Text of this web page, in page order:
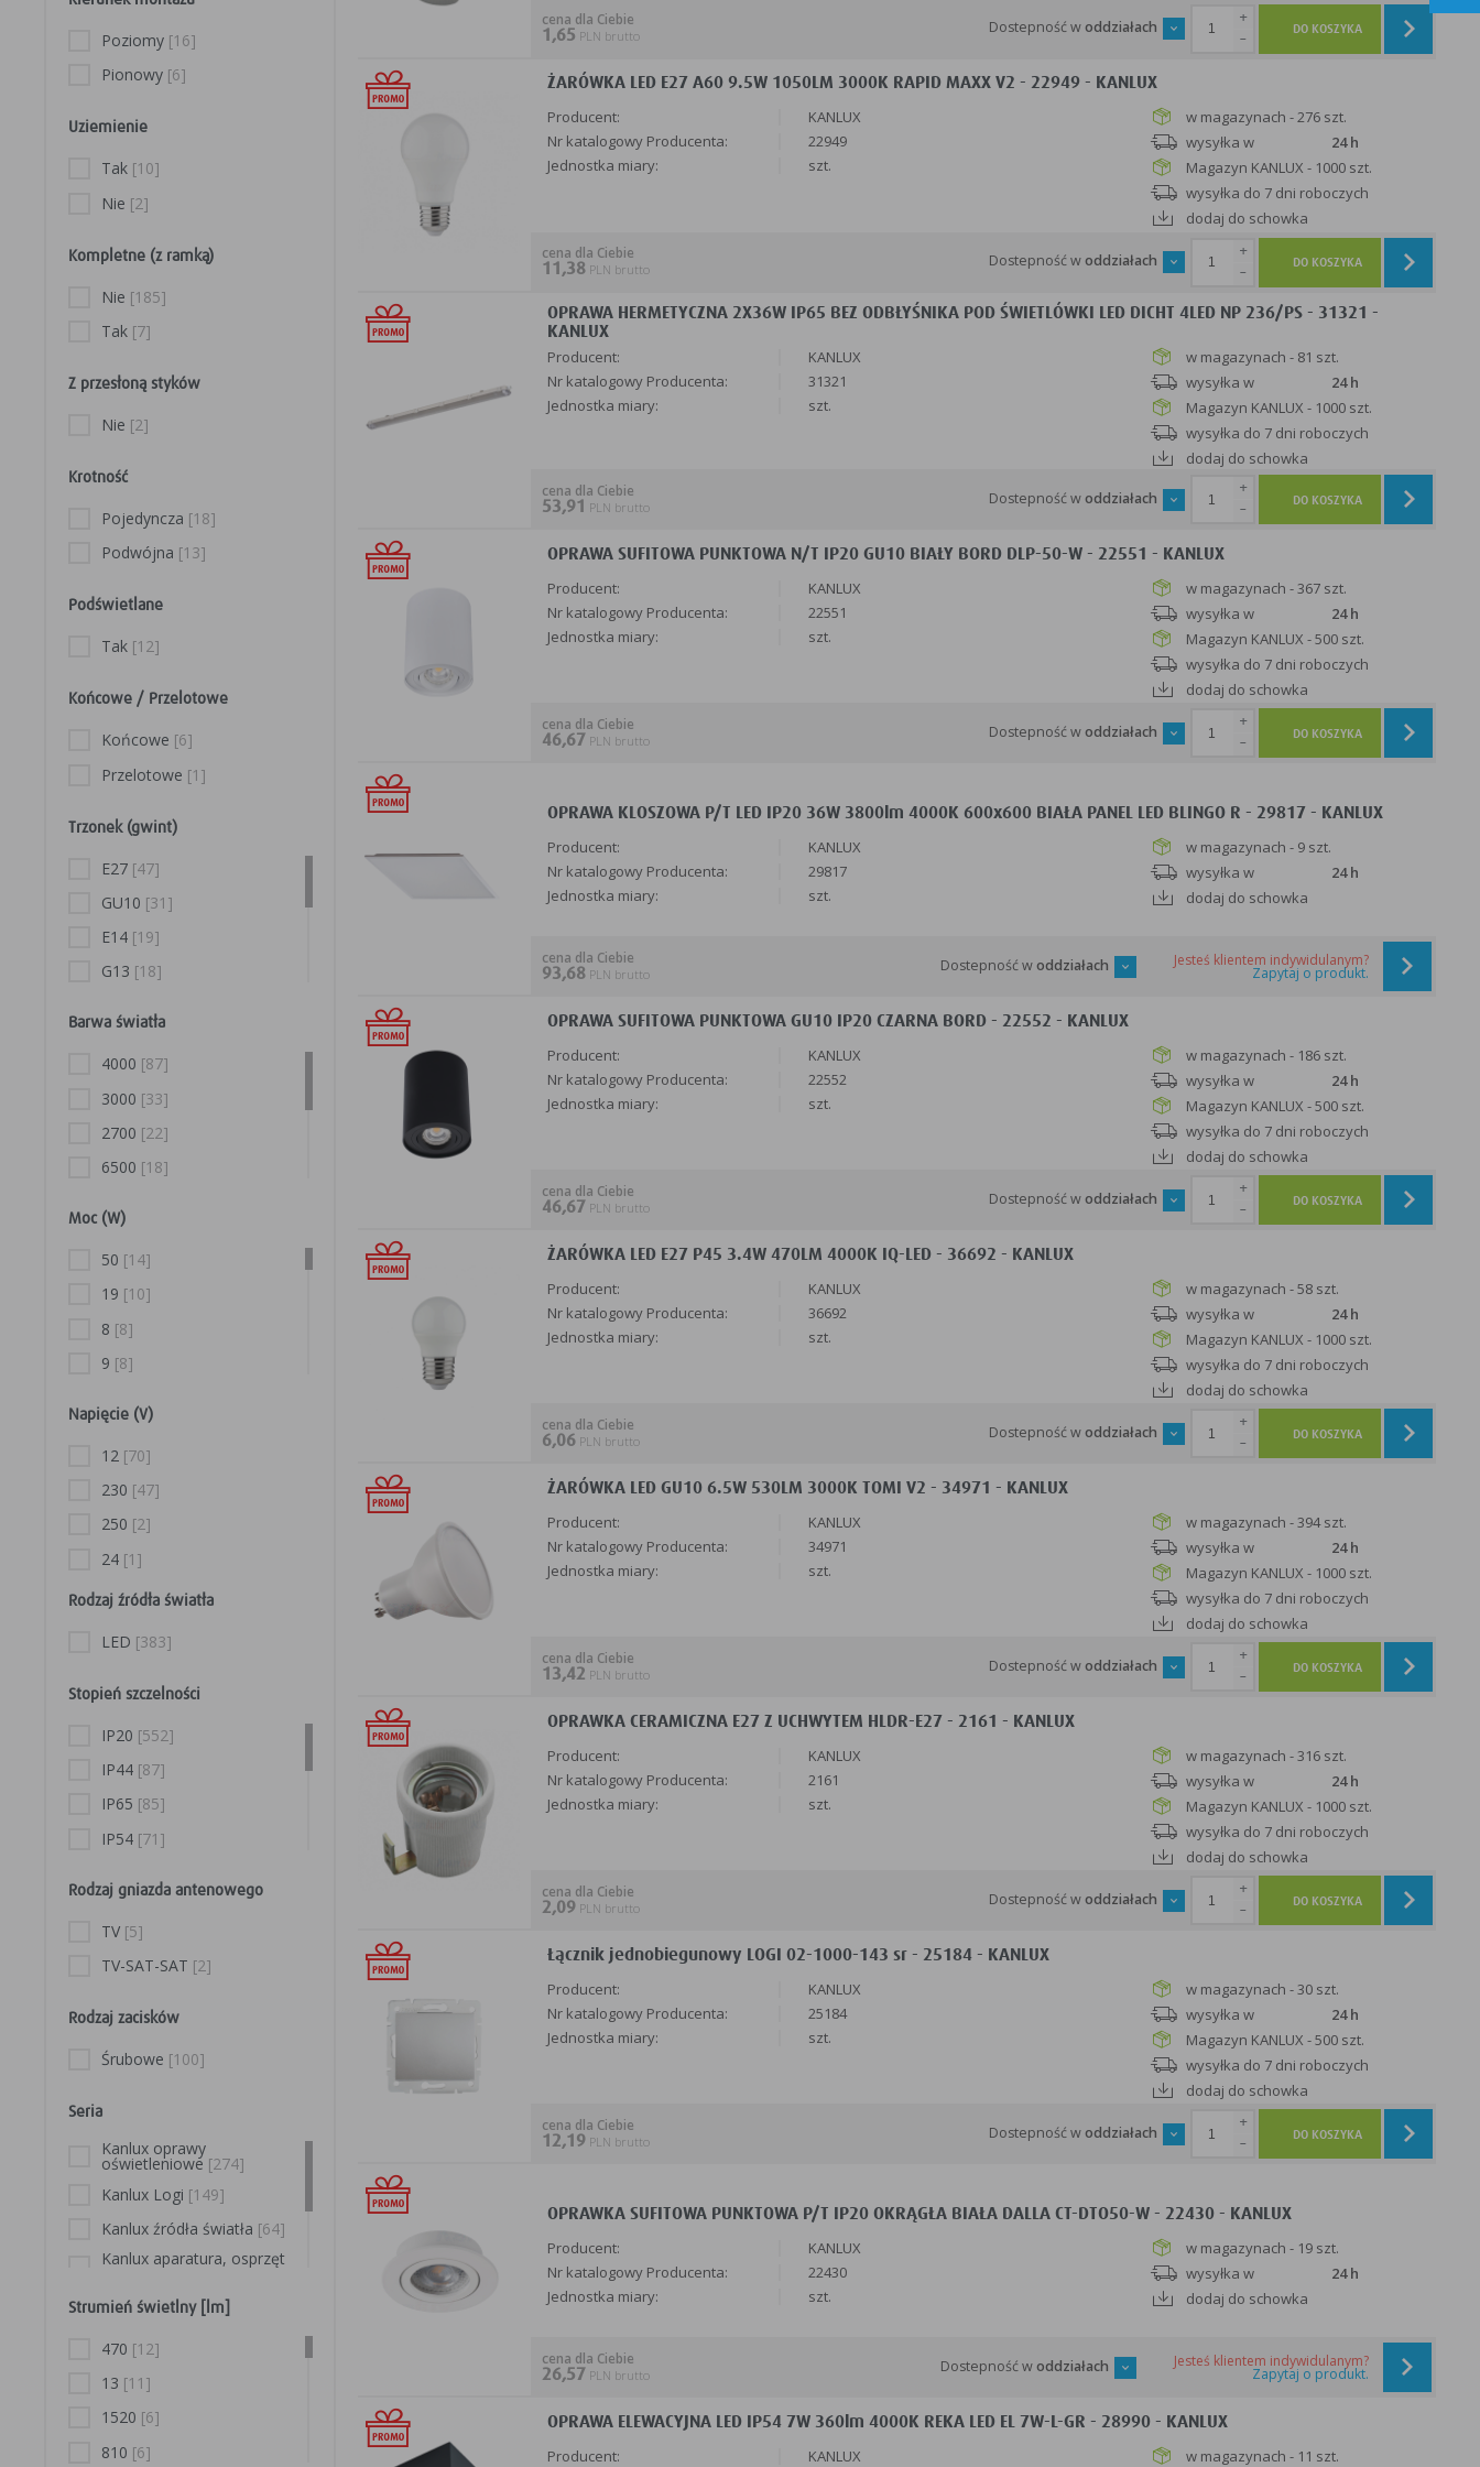
Poziomy [16]
Pionowy [6]
Uziemienie
Tak [10]
Nie [2]
Kompletne (z ramką)
Nie [185]
Tak [7]
Z przesłoną styków
Nie [2]
Krotność
Pojedyncza [18]
Podwójna [13]
Podświetlane
Tak [12]
Końcowe / Przelotowe
Końcowe [6]
Przelotowe [1]
Trzonek (gwint)
E27 [47]
GU10 [31]
E14 [19]
G13 [18]
G5[3]
G9[2]
E40[1]
Barwa światła
4000 [87]
3000 [33]
2700 [22]
6500 [18]
4200 [1]
5300[1]
Moc (W)
50 [14]
19 [10]
8 [8]
9 [8]
1200[6]
18[6]
4.5[5]
22 [5]
10[5]
0.8[4]
36[4]
2000[3]
24[3]
58[3]
2.9
[2]
11[2]
1[2]
13
15[2]
2300[2]
35[2]
800[2]
6.5 [1]
105 [1]
250[1]
Napięcie (V)
12 [70]
230 [47]
250 [2]
24 [1]
Rodzaj źródła światła
LED [383]
Stopień szczelności
IP20 [552]
IP44 [87]
IP65 [85]
IP54 [71]
IP00[9]
IP67[4]
IP66[3]
IP68
Rodzaj gniazda antenowego
TV [5]
TV-SAT-SAT [2]
Rodzaj zacisków
Śrubowe [100]
Seria
Kanlux oprawy
oświetleniowe [274]
Kanlux Logi [149]
Kanlux źródła światła [64]
Kanlux aparatura, osprzęt
[48]
Kanlux Tekno[18]
[16]
Strumień świetlny [lm]
470 [12]
13 [11]
1520 [6]
810 [6]
żarówki halogenowe i ich odpowiedniki w technologii led. Warto dodać, że oprócz samodzielnych opraw ceramicznych firma Kanlux oferuje też
szereg innych rozwiązań do budowy i modernizacji systemów oświetlenie w budynkach różnego przeznaczenia oraz do montażu na zewnątrz.
Lampy Kanlux są montowane w domach i mieszkaniach, w obiektach handlowych, biurowych, w hotelach i lokalach gastronomicznych,
placówkach medycznych, budynkach użyteczności publicznej, szkołach oraz w zakładach produkcyjnych i halach magazynowych. Firma
dostarcza oprawy i kompletne systemy oświetleniowe inwestorom i konsumentom na wszystkich kontynentach.
KANLUX cennik z dnia 01.03.2025 - xlsx [226.74 kB]
cena dla Ciebie
1,65 PLN brutto Dostepność woddziałach
-
+
DO KOSZYKA
ŻARÓWKA LED E27 A60 9.5W 1050LM 3000K RAPID MAXX V2 - 22949 - KANLUX
Producent:
KANLUX
Nr katalogowy Producenta:
22949
Jednostka miary:
szt.
w magazynach - 276 szt.
wysyłka w
24 h
Magazyn KANLUX - 1000 szt.
wysyłka do 7 dni roboczych
dodaj do schowka
cena dla Ciebie
11,38 PLN brutto Dostepność woddziałach
-
+
DO KOSZYKA
OPRAWA HERMETYCZNA 2X36W IP65 BEZ ODBŁYŚNIKA POD ŚWIETLÓWKI LED DICHT 4LED NP 236/PS - 31321 -
KANLUX
Producent:
KANLUX
Nr katalogowy Producenta:
31321
Jednostka miary:
szt.
w magazynach - 81 szt.
wysyłka w
24 h
Magazyn KANLUX - 1000 szt.
wysyłka do 7 dni roboczych
dodaj do schowka
cena dla Ciebie
53,91 PLN brutto Dostepność woddziałach
-
+
DO KOSZYKA
OPRAWA SUFITOWA PUNKTOWA N/T IP20 GU10 BIAŁY BORD DLP-50-W - 22551 - KANLUX
Producent:
KANLUX
Nr katalogowy Producenta:
22551
Jednostka miary:
szt.
w magazynach - 367 szt.
wysyłka w
24 h
Magazyn KANLUX - 500 szt.
wysyłka do 7 dni roboczych
dodaj do schowka
cena dla Ciebie
46,67 PLN brutto Dostepność woddziałach
-
+
DO KOSZYKA
OPRAWA KLOSZOWA P/T LED IP20 36W 3800lm 4000K 600x600 BIAŁA PANEL LED BLINGO R - 29817 - KANLUX
Producent:
KANLUX
Nr katalogowy Producenta:
29817
Jednostka miary:
szt.
w magazynach - 9 szt.
wysyłka w
24 h
dodaj do schowka
cena dla Ciebie
93,68 PLN brutto Dostepność woddziałach Jesteś klientem indywidulanym?
Zapytaj o produkt.
OPRAWA SUFITOWA PUNKTOWA GU10 IP20 CZARNA BORD - 22552 - KANLUX
Producent:
KANLUX
Nr katalogowy Producenta:
22552
Jednostka miary:
szt.
w magazynach - 186 szt.
wysyłka w
24 h
Magazyn KANLUX - 500 szt.
wysyłka do 7 dni roboczych
dodaj do schowka
cena dla Ciebie
46,67 PLN brutto Dostepność woddziałach
-
+
DO KOSZYKA
ŻARÓWKA LED E27 P45 3.4W 470LM 4000K IQ-LED - 36692 - KANLUX
Producent:
KANLUX
Nr katalogowy Producenta:
36692
Jednostka miary:
szt.
w magazynach - 58 szt.
wysyłka w
24 h
Magazyn KANLUX - 1000 szt.
wysyłka do 7 dni roboczych
dodaj do schowka
cena dla Ciebie
6,06 PLN brutto Dostepność woddziałach
-
+
DO KOSZYKA
ŻARÓWKA LED GU10 6.5W 530LM 3000K TOMI V2 - 34971 - KANLUX
Producent:
KANLUX
Nr katalogowy Producenta:
34971
Jednostka miary:
szt.
w magazynach - 394 szt.
wysyłka w
24 h
Magazyn KANLUX - 1000 szt.
wysyłka do 7 dni roboczych
dodaj do schowka
cena dla Ciebie
13,42 PLN brutto Dostepność woddziałach
-
+
DO KOSZYKA
OPRAWKA CERAMICZNA E27 Z UCHWYTEM HLDR-E27 - 2161 - KANLUX
Producent:
KANLUX
Nr katalogowy Producenta:
2161
Jednostka miary:
szt.
w magazynach - 316 szt.
wysyłka w
24 h
Magazyn KANLUX - 1000 szt.
wysyłka do 7 dni roboczych
dodaj do schowka
cena dla Ciebie
2,09 PLN brutto Dostepność woddziałach
-
+
DO KOSZYKA
Łącznik jednobiegunowy LOGI 02-1000-143 sr - 25184 - KANLUX
Producent:
KANLUX
Nr katalogowy Producenta:
25184
Jednostka miary:
szt.
w magazynach - 30 szt.
wysyłka w
24 h
Magazyn KANLUX - 500 szt.
wysyłka do 7 dni roboczych
dodaj do schowka
cena dla Ciebie
12,19 PLN brutto Dostepność woddziałach
-
+
DO KOSZYKA
OPRAWKA SUFITOWA PUNKTOWA P/T IP20 OKRĄGŁA BIAŁA DALLA CT-DTO50-W - 22430 - KANLUX
Producent:
KANLUX
Nr katalogowy Producenta:
22430
Jednostka miary:
szt.
w magazynach - 19 szt.
wysyłka w
24 h
dodaj do schowka
cena dla Ciebie
26,57 PLN brutto Dostepność woddziałach Jesteś klientem indywidulanym?
Zapytaj o produkt.
OPRAWA ELEWACYJNA LED IP54 7W 360lm 4000K REKA LED EL 7W-L-GR - 28990 - KANLUX
Producent:
KANLUX
w magazynach - 11 szt.